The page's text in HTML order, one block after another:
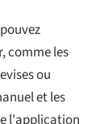
comme les
ou
et les